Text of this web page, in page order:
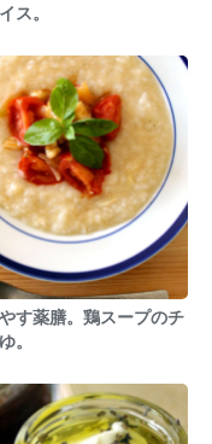
ス。
す薬膳。鶏スープのチ
。